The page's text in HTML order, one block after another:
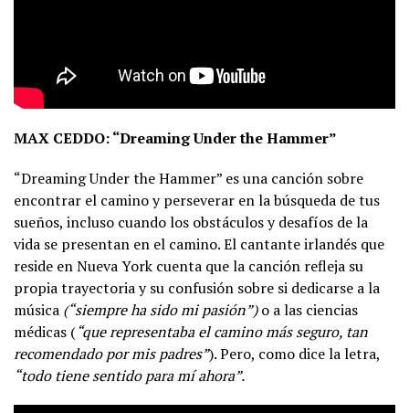
MAX CEDDO: “Dreaming Under the Hammer”
“Dreaming Under the Hammer” es una canción sobre
encontrar el camino y perseverar en la búsqueda de tus
sueños, incluso cuando los obstáculos y desafíos de la
vida se presentan en el camino. El cantante irlandés que
reside en Nueva York cuenta que la canción refleja su
propia trayectoria y su confusión sobre si dedicarse a la
música (“siempre ha sido mi pasión”)o a las ciencias
médicas (“que representaba el camino más seguro, tan
recomendado por mis padres”). Pero, como dice la letra,
“todo tiene sentido para mí ahora”.